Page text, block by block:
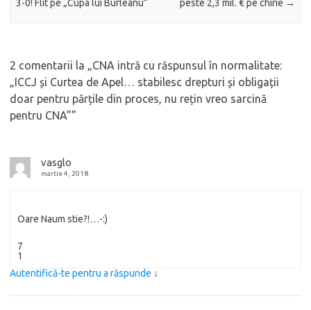
3-0! Flit pe „Cupa lui Burleanu”
peste 2,3 mil. € pe chirie →
2 comentarii la „CNA intră cu răspunsul în normalitate:
„ICCJ și Curtea de Apel… stabilesc drepturi și obligații
doar pentru părțile din proces, nu rețin vreo sarcină
pentru CNA””
vasglo
martie 4, 2018
Oare Naum stie?!…-:)
7
1
Autentifică-te pentru a răspunde ↓